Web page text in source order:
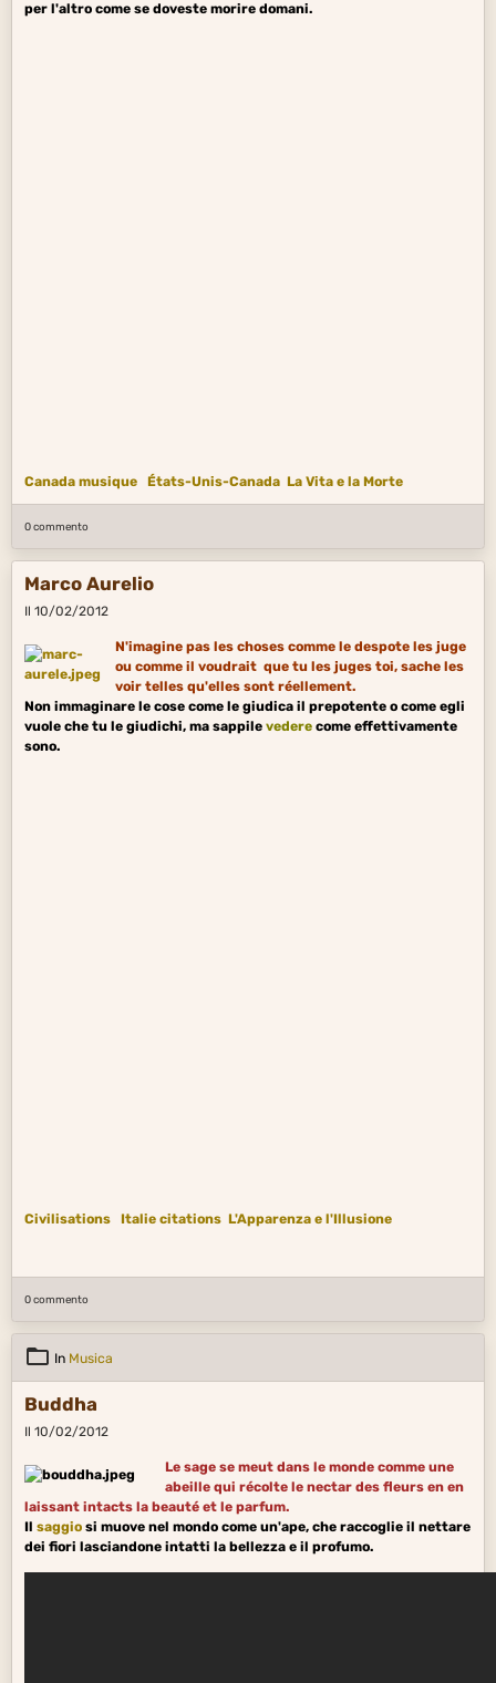
per l'altro come se doveste morire domani.
Canada musique États-Unis-Canada La Vita e la Morte
0 commento
Marco Aurelio
Il 10/02/2012
N'imagine pas les choses comme le despote les juge
ou comme il voudrait que tu les juges toi, sache les
voir telles qu'elles sont réellement.
Non immaginare le cose come le giudica il prepotente o come egli
vuole che tu le giudichi, ma sappile vederecome effettivamente
sono.
Civilisations Italie citations L'Apparenza e l'Illusione
0 commento
In Musica
Buddha
Il 10/02/2012
Le sage se meut dans le monde comme une
abeille qui récolte le nectar des fleurs en en
laissant intacts la beauté et le parfum.
Il saggiosi muove nel mondo come un'ape, che raccoglie il nettare
dei fiori lasciandone intatti la bellezza e il profumo.